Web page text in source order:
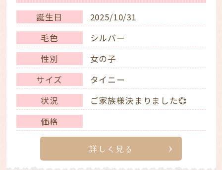
誕生日
2025/10/31
毛色
シルバー
性別
女の子
サイズ
タイニー
状況
ご家族様決まりました💞
価格
詳しく見る